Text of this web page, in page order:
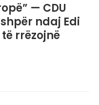
— CDU
ndaj Edi
rrëzojnë